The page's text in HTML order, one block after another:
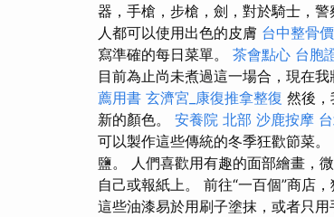
器，手槍，步槍，劍，對於騎士，警
人都可以使用出色的皮膚 台中整骨
寫準確的每日菜單。 茶會點心 台胞
目前為止尚未煮過這一場合，現在
薦用書 玄濟宮_康復推拿整復 然後
新的顏色。 安養院 北部 沙鹿按摩
可以製作這些傳統的冬季狂歡節菜。
鹽。 人們喜歡用有趣的面部繪畫，
自己或報紙上。 前往“一百個”商店
這些油漆易於用刷子塗抹，或者只用